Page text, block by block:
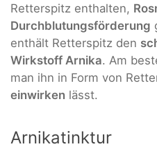
Retterspitz enthalten,
Durchblutungsförderung
enthält Retterspitz den
Wirkstoff Arnika. Am
man ihn in Form von
einwirken lässt.
Arnikatinktur